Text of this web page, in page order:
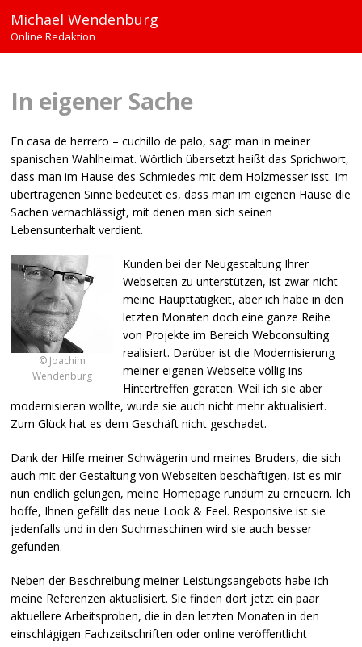
Michael Wendenburg
Online Redaktion
In eigener Sache
En casa de herrero – cuchillo de palo, sagt man in meiner
spanischen Wahlheimat. Wörtlich übersetzt heißt das Sprichwort,
dass man im Hause des Schmiedes mit dem Holzmesser isst. Im
übertragenen Sinne bedeutet es, dass man im eigenen Hause die
Sachen vernachlässigt, mit denen man sich seinen
Lebensunterhalt verdient.
© Joachim
Wendenburg
Kunden bei der Neugestaltung Ihrer
Webseiten zu unterstützen, ist zwar nicht
meine Haupttätigkeit, aber ich habe in den
letzten Monaten doch eine ganze Reihe
von Projekte im Bereich Webconsulting
realisiert. Darüber ist die Modernisierung
meiner eigenen Webseite völlig ins
Hintertreffen geraten. Weil ich sie aber
modernisieren wollte, wurde sie auch nicht mehr aktualisiert.
Zum Glück hat es dem Geschäft nicht geschadet.
Dank der Hilfe meiner Schwägerin und meines Bruders, die sich
auch mit der Gestaltung von Webseiten beschäftigen, ist es mir
nun endlich gelungen, meine Homepage rundum zu erneuern. Ich
hoffe, Ihnen gefällt das neue Look & Feel. Responsive ist sie
jedenfalls und in den Suchmaschinen wird sie auch besser
gefunden.
Neben der Beschreibung meiner Leistungsangebots habe ich
meine Referenzen aktualisiert. Sie finden dort jetzt ein paar
aktuellere Arbeitsproben, die in den letzten Monaten in den
einschlägigen Fachzeitschriften oder online veröffentlicht